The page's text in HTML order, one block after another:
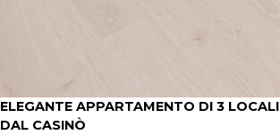
ELEGANTE APPARTAMENTO DI 3
DAL CASINÒ